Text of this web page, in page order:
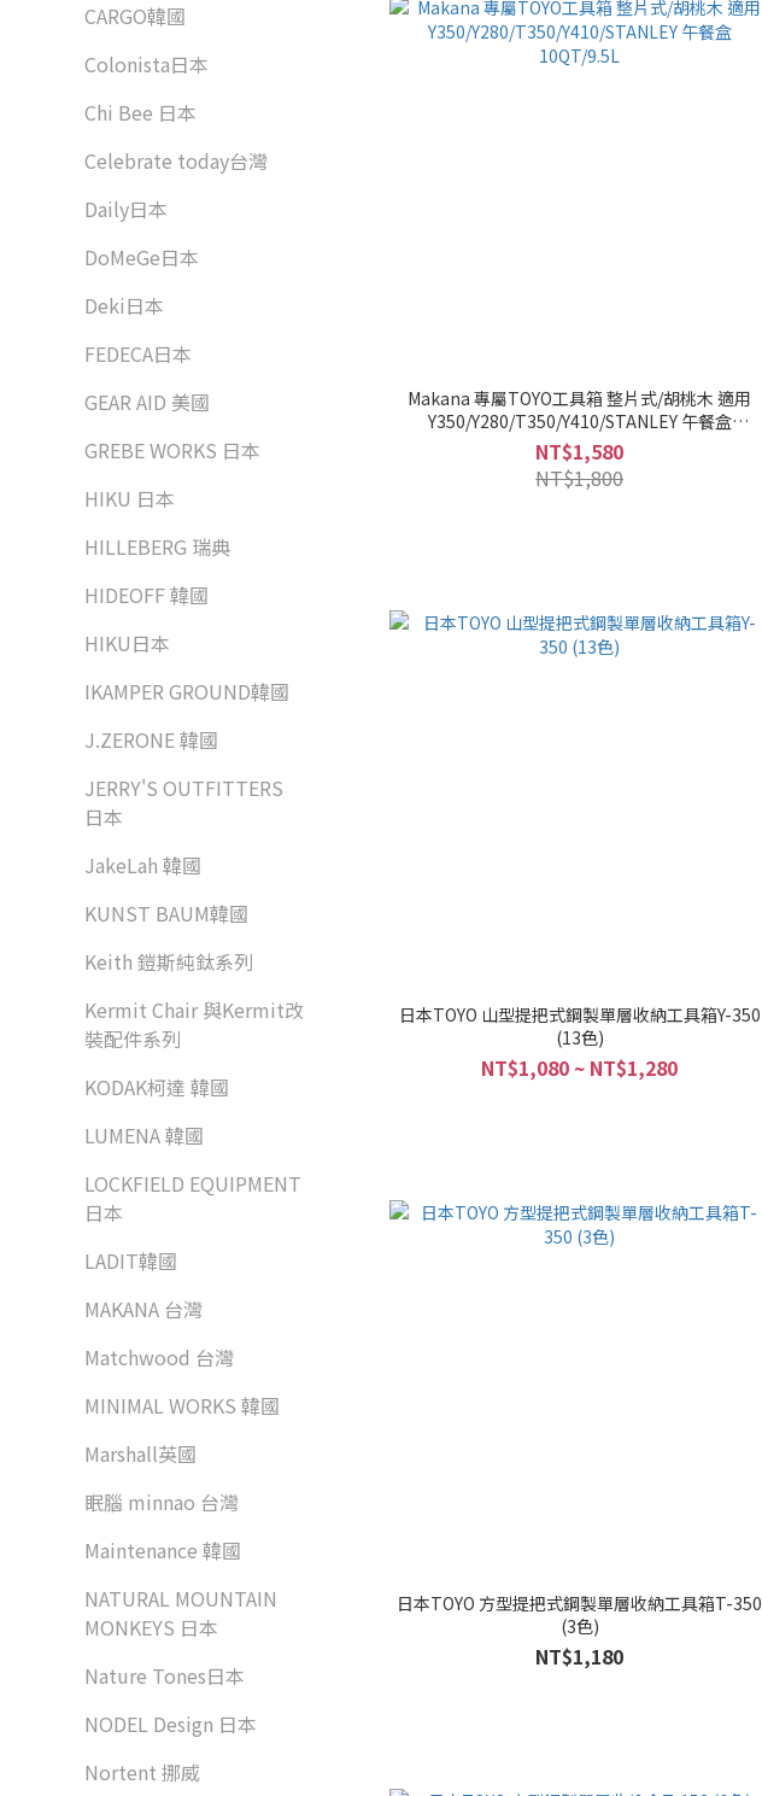
CARGO韓國
Colonista日本
Chi Bee 日本
Celebrate today台灣
Daily日本
DoMeGe日本
Deki日本
FEDECA日本
GEAR AID 美國
GREBE WORKS 日本
HIKU 日本
HILLEBERG 瑞典
HIDEOFF 韓國
HIKU日本
IKAMPER GROUND韓國
J.ZERONE 韓國
JERRY'S OUTFITTERS
日本
JakeLah 韓國
KUNST BAUM韓國
Keith 鎧斯純鈦系列
Kermit Chair 與Kermit改
裝配件系列
KODAK柯達 韓國
LUMENA 韓國
LOCKFIELD EQUIPMENT
日本
LADIT韓國
MAKANA 台灣
Matchwood 台灣
MINIMAL WORKS 韓國
Marshall英國
眠腦 minnao 台灣
Maintenance 韓國
NATURAL MOUNTAIN
MONKEYS 日本
Nature Tones日本
NODEL Design 日本
Nortent 挪威
Makana 專屬TOYO工具箱 整片式/胡桃木 適用
Y350/Y280/T350/Y410/STANLEY 午餐盒
10QT/9.5L
NT$1,580
NT$1,800
日本TOYO 山型提把式鋼製單層收納工具箱Y-350
(13色)
NT$1,080 ~ NT$1,280
日本TOYO 方型提把式鋼製單層收納工具箱T-350
(3色)
NT$1,180